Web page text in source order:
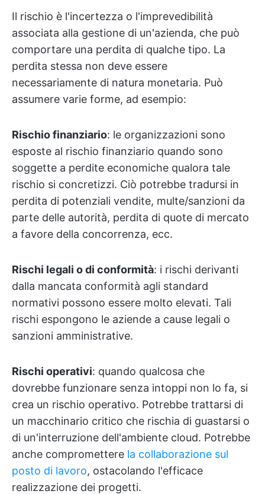
Il rischio è l'incertezza o l'imprevedibilità
associata alla gestione di un'azienda, che può
comportare una perdita di qualche tipo. La
perdita stessa non deve essere
necessariamente di natura monetaria. Può
assumere varie forme, ad esempio:
Rischio finanziario: le organizzazioni sono
esposte al rischio finanziario quando sono
soggette a perdite economiche qualora tale
rischio si concretizzi. Ciò potrebbe tradursi in
perdita di potenziali vendite, multe/sanzioni da
parte delle autorità, perdita di quote di mercato
a favore della concorrenza, ecc.
Rischi legali o di conformità: i rischi derivanti
dalla mancata conformità agli standard
normativi possono essere molto elevati. Tali
rischi espongono le aziende a cause legali o
sanzioni amministrative.
Rischi operativi: quando qualcosa che
dovrebbe funzionare senza intoppi non lo fa, si
crea un rischio operativo. Potrebbe trattarsi di
un macchinario critico che rischia di guastarsi o
di un'interruzione dell'ambiente cloud. Potrebbe
anche compromettere la collaborazione sul
posto di lavoro, ostacolando l'efficace
realizzazione dei progetti.